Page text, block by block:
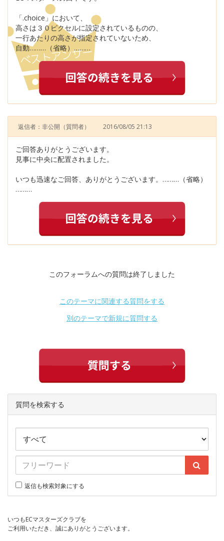
「.choice」において、
高さは３０ピクセルに設定されているものの、
一行あたりの高さが指定されていないため、
自動………（省略）………
返信者：非公開 （質問者） 2016/08/05 21:13
ご回答ありがとうございます。
見事に中央に配置されました。
いつも迅速なご回答、ありがとうございます。………（省略）
………
このフォーラムへの質問は終了しました
このテーマに関連する質問をする
別のテーマで新規に質問する
質問を検索する
返信も検索対象にする
いつもECマスターズクラブを
ご利用いただき、誠にありがとうございます。